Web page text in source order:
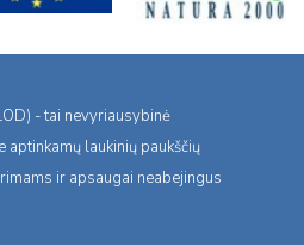
- tai nevyriausybinė
aptinkamų laukinių paukščių
ir apsaugai neabejingus